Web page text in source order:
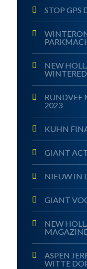
STOP GPS
NEW
RUNDVEE
2023
KUHN
GIANT
NIEUW IN
GIANT
NEW
ASPEN
WITTE